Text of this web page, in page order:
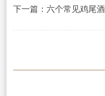
下一篇：六个常见鸡尾